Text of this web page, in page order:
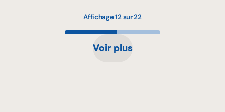
Affichage 12 sur 22
Voir plus